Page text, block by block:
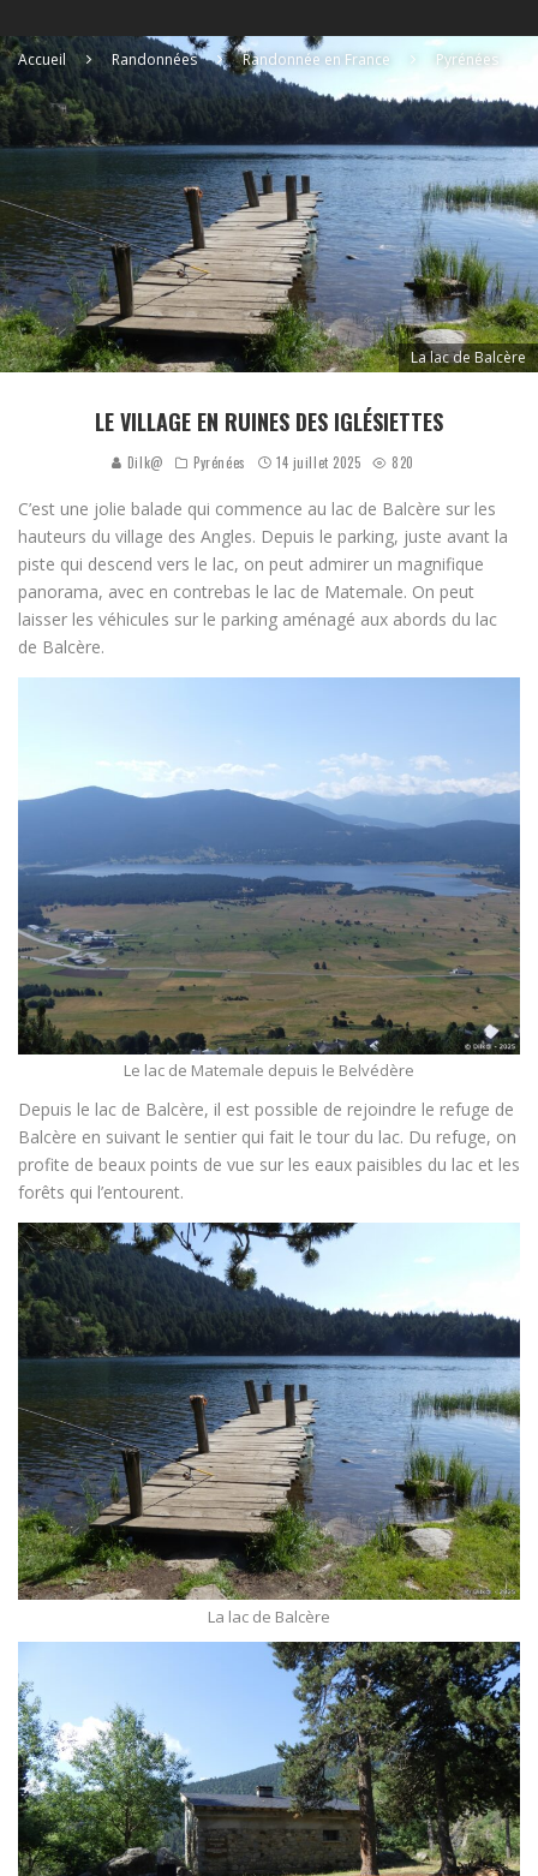
Accueil Randonnées Randonnée en France Pyrénées
La lac de Balcère
LE VILLAGE EN RUINES DES IGLÉSIETTES
Dilk@ Pyrénées 14 juillet 2025 820
C’est une jolie balade qui commence au lac de Balcère sur les
hauteurs du village des Angles. Depuis le parking, juste avant la
piste qui descend vers le lac, on peut admirer un magnifique
panorama, avec en contrebas le lac de Matemale. On peut
laisser les véhicules sur le parking aménagé aux abords du lac
de Balcère.
Le lac de Matemale depuis le Belvédère
Depuis le lac de Balcère, il est possible de rejoindre le refuge de
Balcère en suivant le sentier qui fait le tour du lac. Du refuge, on
profite de beaux points de vue sur les eaux paisibles du lac et les
forêts qui l’entourent.
La lac de Balcère